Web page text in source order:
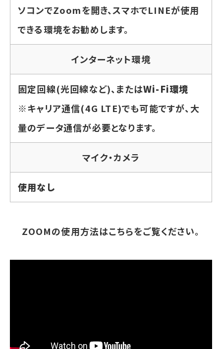
ソコンでZoomを開き、スマホでLINEが使用
できる環境をお勧めします。
インターネット環境
固定回線(光回線など)、またはWi-Fi環境
※キャリア通信(4G LTE)でも可能ですが、大
量のデータ通信が必要となります。
マイク・カメラ
使用なし
ZOOMの使用方法はこちらをご覧ください。